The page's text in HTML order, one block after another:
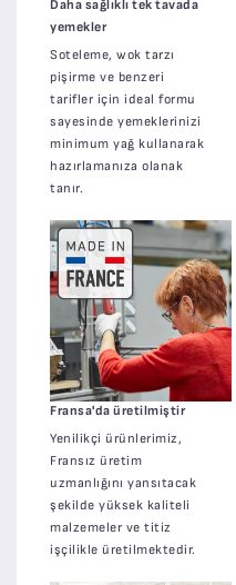
Daha sağlıklı tek tavada
yemekler
Soteleme, wok tarzı
pişirme ve benzeri
tarifler için ideal formu
sayesinde yemeklerinizi
minimum yağ kullanarak
hazırlamanıza olanak
tanır.
Fransa'da üretilmiştir
Yenilikçi ürünlerimiz,
Fransız üretim
uzmanlığını yansıtacak
şekilde yüksek kaliteli
malzemeler ve titiz
işçilikle üretilmektedir.